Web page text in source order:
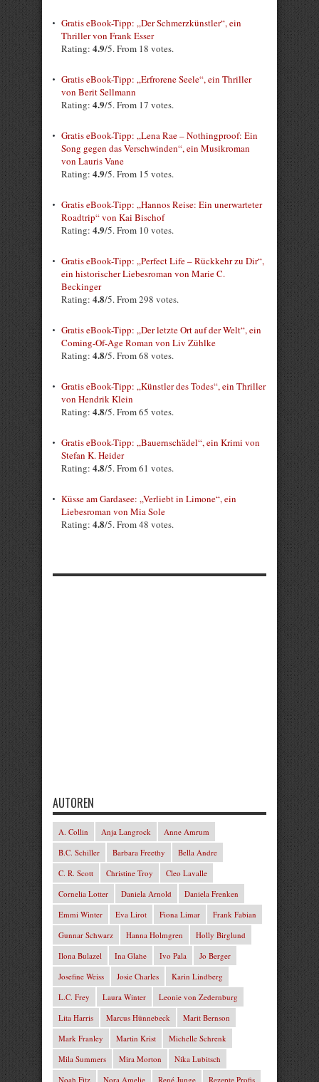
Gratis eBook-Tipp: „Der Schmerzkünstler“, ein
Thriller von Frank Esser
Rating: 4.9/5. From 18 votes.
Gratis eBook-Tipp: „Erfrorene Seele“, ein Thriller
von Berit Sellmann
Rating: 4.9/5. From 17 votes.
Gratis eBook-Tipp: „Lena Rae – Nothingproof: Ein
Song gegen das Verschwinden“, ein Musikroman
von Lauris Vane
Rating: 4.9/5. From 15 votes.
Gratis eBook-Tipp: „Hannos Reise: Ein unerwarteter
Roadtrip“ von Kai Bischof
Rating: 4.9/5. From 10 votes.
Gratis eBook-Tipp: „Perfect Life – Rückkehr zu Dir“,
ein historischer Liebesroman von Marie C.
Beckinger
Rating: 4.8/5. From 298 votes.
Gratis eBook-Tipp: „Der letzte Ort auf der Welt“, ein
Coming-Of-Age Roman von Liv Zühlke
Rating: 4.8/5. From 68 votes.
Gratis eBook-Tipp: „Künstler des Todes“, ein Thriller
von Hendrik Klein
Rating: 4.8/5. From 65 votes.
Gratis eBook-Tipp: „Bauernschädel“, ein Krimi von
Stefan K. Heider
Rating: 4.8/5. From 61 votes.
Küsse am Gardasee: „Verliebt in Limone“, ein
Liebesroman von Mia Sole
Rating: 4.8/5. From 48 votes.
AUTOREN
A. Collin Anja Langrock
Anne Amrum
B.C. Schiller
Barbara Freethy
Bella Andre
C. R. Scott
Christine Troy
Cleo Lavalle
Cornelia Lotter
Daniela Arnold
Daniela Frenken
Emmi Winter
Eva Lirot Fiona Limar
Frank Fabian
Gunnar Schwarz
Hanna Holmgren
Holly Birglund
Ilona Bulazel
Ina Glahe Ivo Pala
Jo Berger
Josefine Weiss
Josie Charles
Karin Lindberg
L.C. Frey
Laura Winter
Leonie von Zedernburg
Lita Harris
Marcus Hünnebeck
Marit Bernson
Mark Franley
Martin Krist
Michelle Schrenk
Mila Summers
Mira Morton
Nika Lubitsch
Noah Fitz
Nora Amelie René Junge Rezepte Profis